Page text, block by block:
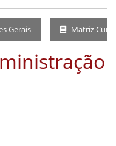
Gerais Matriz